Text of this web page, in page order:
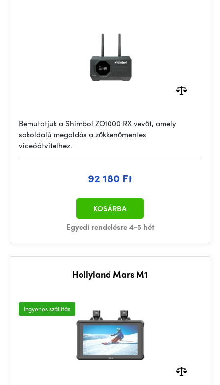
Bemutatjuk a Shimbol ZO1000 RX vevőt, amely
sokoldalú megoldás a zökkenőmentes
videóátvitelhez.
92 180 Ft
Egyedi rendelésre 4-6 hét
KOSÁRBA
Hollyland Mars M1
Ingyenes szállítás